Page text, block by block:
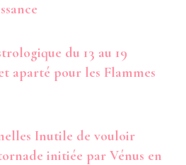
du 13 au 19
aparté pour les Flammes
Inutile de vouloir
initiée par Vénus en